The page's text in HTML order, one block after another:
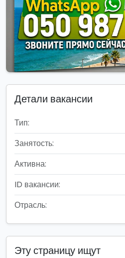
Детали вакансии
Тип:
Занятость:
Активна:
ID вакансии:
Отрасль:
Эту страницу ищут